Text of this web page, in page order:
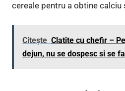
cereale pentru a obtine calciu
Citește Clatite cu chefir –
dejun, nu se dospesc si se